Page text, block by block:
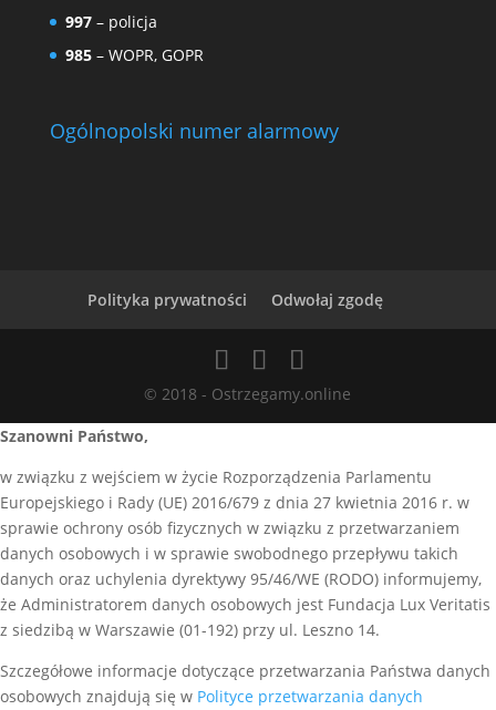
997– policja
985– WOPR, GOPR
Ogólnopolski numer alarmowy
Polityka prywatności Odwołaj zgodę
© 2018 - Ostrzegamy.online
Szanowni Państwo,
w związku z wejściem w życie Rozporządzenia Parlamentu
Europejskiego i Rady (UE) 2016/679 z dnia 27 kwietnia 2016 r. w
sprawie ochrony osób fizycznych w związku z przetwarzaniem
danych osobowych i w sprawie swobodnego przepływu takich
danych oraz uchylenia dyrektywy 95/46/WE (RODO) informujemy,
że Administratorem danych osobowych jest Fundacja Lux Veritatis
z siedzibą w Warszawie (01-192) przy ul. Leszno 14.
Szczegółowe informacje dotyczące przetwarzania Państwa danych
osobowych znajdują się w Polityce przetwarzania danych